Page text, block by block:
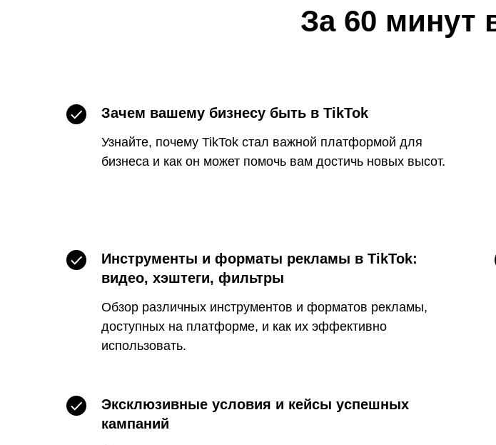
За 60 минут
Зачем вашему бизнесу быть в TikTok
Узнайте, почему TikTok стал важной платформой для
бизнеса и как он может помочь вам достичь новых высот.
Инструменты и форматы рекламы в TikTok:
видео, хэштеги, фильтры
Обзор различных инструментов и форматов рекламы,
доступных на платформе, и как их эффективно
использовать.
Эксклюзивные условия и кейсы успешных
кампаний